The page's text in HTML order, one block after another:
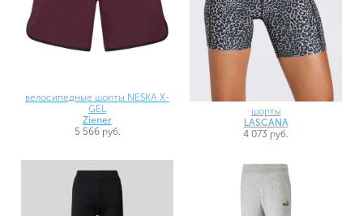
велосипедные шорты NESKA X-
GEL
Ziener
5 566 руб.
шорты
LASCANA
4 073 руб.